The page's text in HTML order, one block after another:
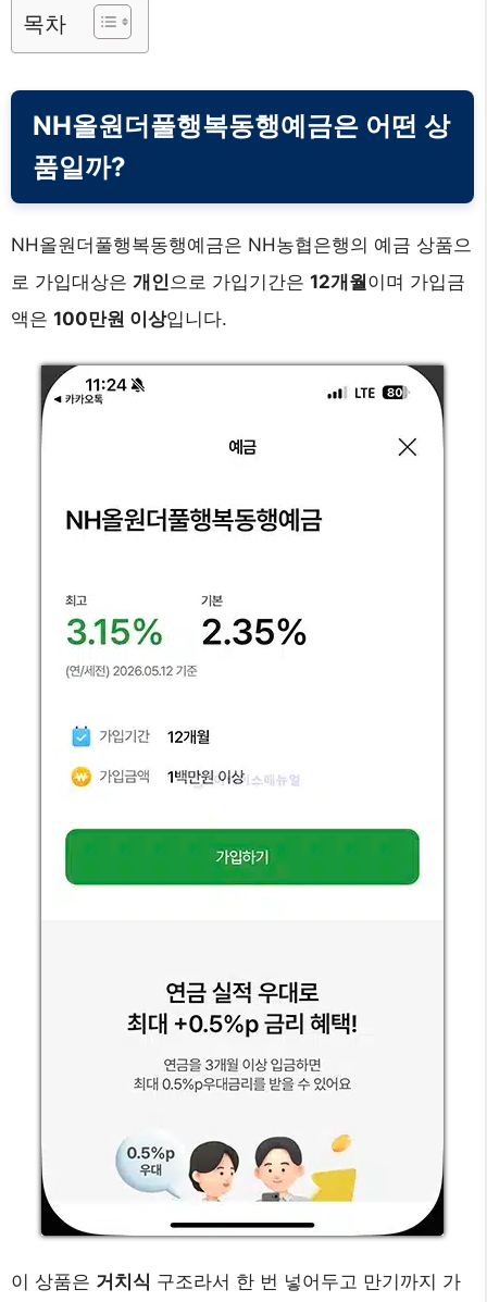
목차
NH올원더풀행복동행예금은 어떤 상
품일까?
NH올원더풀행복동행예금은 NH농협은행의 예금 상품으
로 가입대상은 개인으로 가입기간은 12개월 이며 가입금
액은 100만원 이상입니다.
이 상품은 거치식 구조라서 한 번 넣어두고 만기까지 가